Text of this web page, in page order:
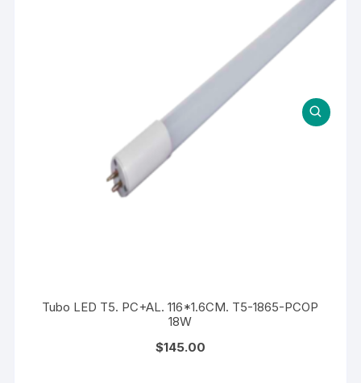
Tubo LED T5. PC+AL. 116*1.6CM. T5-1865-PCOP
18W
$145.00